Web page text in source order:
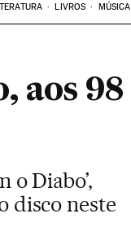
LIVROS MÚSICA
aos 98
o Diabo’,
disco neste